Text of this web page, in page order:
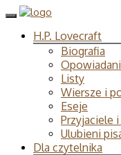
H.P. Lovecraft
Biografia
Listy
Wiersze i
Eseje
Przyjaciele
Ulubieni
Dla czytelnika